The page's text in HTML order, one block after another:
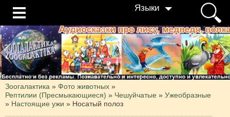
Языки
Зоогалактика » Фото животных »
Рептилии (Пресмыкающиеся) » Чешуйчатые » Ужеобразные
» Настоящие ужи » Носатый полоз